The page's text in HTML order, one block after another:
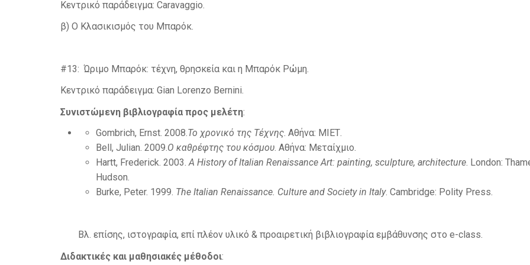
Κεντρικό παράδειγμα: Caravaggio.
β) Ο Κλασικισμός του Μπαρόκ.
#13: Ώριμο Μπαρόκ: τέχνη, θρησκεία και η Μπαρόκ Ρώμη.
Κεντρικό παράδειγμα: Gian Lorenzo Bernini.
Συνιστώμενη βιβλιογραφία προς μελέτη:
Gombrich, Ernst. 2008.Το χρονικό της Τέχνης. Αθήνα: ΜΙΕΤ.
Bell, Julian. 2009.Ο καθρέφτης του κόσμου. Αθήνα: Μεταίχμιο.
Hartt, Frederick. 2003.A History of Italian Renaissance Art: painting, sculpture, architecture. London:
Hudson.
Burke, Peter. 1999. The Italian Renaissance. Culture and Society in Italy. Cambridge: Polity Press.
Βλ. επίσης, ιστογραφία, επί πλέον υλικό & προαιρετική βιβλιογραφία εμβάθυνσης στο e-class.
Διδακτικές και μαθησιακές μέθοδοι: